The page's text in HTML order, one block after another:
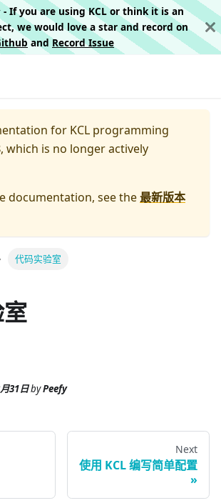
- If you are using KCL or think it is an
we would love a star and record on
and Record Issue
for KCL programming
, which is no longer actively
documentation, see the最新版本
代码实验室
31日byPeefy
Next
使用 KCL 编写简单配置